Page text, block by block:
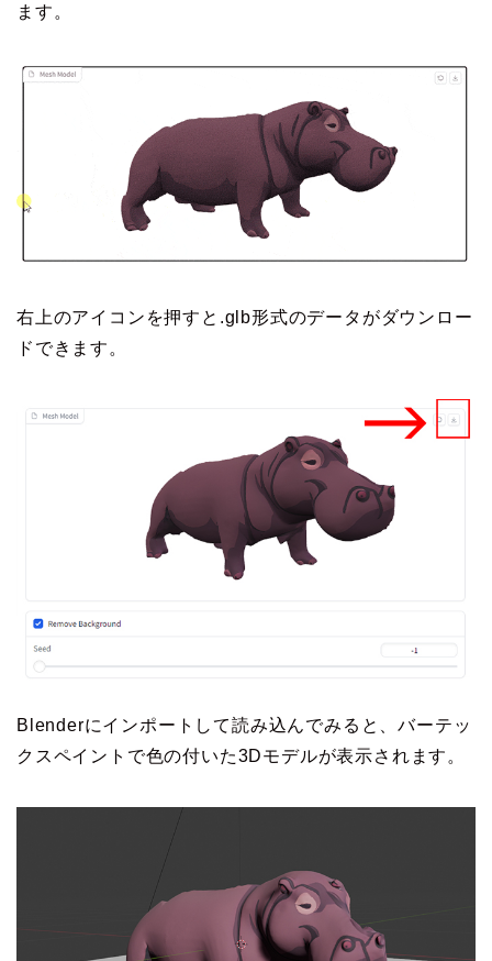
ます。
右上のアイコンを押すと.glb形式のデータがダウンロー
ドできます。
Blenderにインポートして読み込んでみると、バーテッ
クスペイントで色の付いた3Dモデルが表示されます。